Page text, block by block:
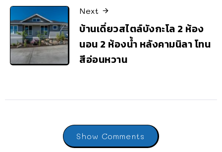
Next
บ้านเดี่ยวสไตล์บังกะโล 2 ห้อง
นอน 2 ห้องน้ำ หลังคามนิลา โทน
สีอ่อนหวาน
Show Comments